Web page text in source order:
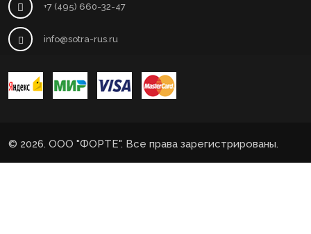
+7 (495) 660-32-47
info@sotra-rus.ru
© 2026. ООО "ФОРТЕ". Все права зарегистрированы.